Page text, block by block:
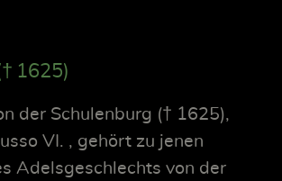
1625)
der Schulenburg († 1625),
VI. , gehört zu jenen
Adelsgeschlechts von der